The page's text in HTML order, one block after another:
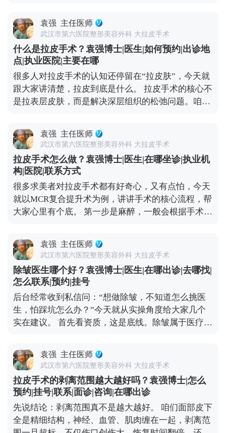
蔽位置，术后1-3个月疤痕会慢慢淡化，基本看不出
来，也不会因为拉扯让耳朵变形。至于五官变形、表
情丧失，核心是提拉方向和神经保护的问题，我临床
比较习惯用多矢量提升的方式，结合对解剖结构的熟
悉度，尽量避开重要神经，保证术后表情自然。 说到
底，拉皮的安全和效果，核心还是看医生的技术和经
验。选对人，才能真正实现自然持久的年轻化。 想知
道更多关于MCR复合提升术的问题，可以去官方媒体
解。
致，有少量细纹，没出现明显下垂，优先选非手术方
式。像光电、超声刀这些，能刺激皮肤胶原再生，让
皮肤变紧致；线雕则是通过物理提拉，即时改善轻微
下垂，这些方法创伤小、恢复快，不影响正常生活。
如果是中度松弛，比如苹果肌开始下垂、法令纹明
显、眼角有轻微耷拉，非手术方式效果有限，就可以
考虑拉皮手术，比如MCR复合提升术，能精准解决局
部下垂问题。 如果是重度松弛，比如面部组织明显下
要传统拉皮手术了。它能深层提拉筋膜和肌肉，从根
源上解决松弛问题，效果也更持久。 另外提醒大家，
日常护肤、坚持防晒、健康饮食和适度运动，能延缓
皮肤松弛的速度。改善松弛没有统一答案，关键是先
判断自己的松弛程度，再在专业医生指导下选适合自
己的方案。 想知道更多关于MCR复合提升术的问
题，可以去官方媒体平台（公众号、百家号、小红
薯）预约面诊，详细了解。
袁强 主任医师
武汉市第六医院整形美容外科 大拉皮手术
什么是拉皮手术？袁强博士|医生|如何预约|出诊地
点|执业医院|主要在哪
很多人对拉皮手术的认知还停留在“拉皮肤”，今天就
跟大家讲清楚，拉皮到底是什么。 拉皮手术的核心不
是拉表层皮肤，而是解决深层组织的松弛问题。咱们
膜和肌肉也会松弛下垂，这才是皱纹、脸垮的根源。
它的原理很简单：就拿MCR复合提升术来说，就是通
过隐蔽的切口，把面部皮肤和深层组织分离开，然后
对松弛的筋膜、肌肉进行提拉、复位、收紧，再把多
余的皮肤切除，最后缝合，这样就能从根源上恢复面
部的紧致和轮廓感。 不是所有人都适合做拉皮，它更
适合中重度面部松弛的人——比如眼角下垂、苹果肌
凹陷、法令纹很深、下颌线模糊，而且用线雕、射频
不是“返老还童”的魔法，不能让你一下子年轻20岁，
但能帮你恢复到5-10年前的状态，而且效果比较持
久。当然，它也是有创伤和风险的，想做的话一定要
先充分了解，再找专业医生制定方案。 想知道更多关
于MCR复合提升术的问题，可以去官方媒体平台（公
众号、百家号、小红薯）预约面诊，详细了解。
袁强 主任医师
武汉市第六医院整形美容外科 大拉皮手术
拉皮手术怎么做？袁强博士|医生|在哪坐诊|执业机
构|医院|联系方式
很多求美者对拉皮手术都有好奇心，又有点怕，今天
就以MCR复合提升术为例，讲讲手术的核心流程，帮
大家心里有个底。 第一步是麻醉，一般会根据手术范
术就接受了，大家不用怕。 第二步设计切口，这步很
关键，直接影响术后疤痕隐蔽性。术中我通常会把切
口藏在发际线内、耳前或耳后这些不显眼的地方，尽
量做到术后不仔细看根本发现不了。 第三步是剥离与
提升，这是手术的核心。我一般会沿着切口，小心翼
翼地把皮肤和深层的筋膜、肌肉分离开，然后把松弛
的筋膜和肌肉向上提拉、复位收紧，从根源上解决松
弛问题。 第四步去除多余皮肤，提升到位后，脸上会
变得紧致。 最后一步是精细缝合，用细针细线分层缝
合，减少疤痕增生的可能。 整个手术大概需要4-6小
时，具体看手术范围。术后需要休息1-2周，按医嘱
护理伤口。提醒大家，拉皮是精细外科手术，一定要
选正规机构和经验丰富的医生。 想知道更多关于
MCR复合提升术的问题，可以去官方媒体平台（公众
号、百家号、小红薯）预约面诊，详细了解。
袁强 主任医师
武汉市第六医院整形美容外科 大拉皮手术
除皱医生哪个好？袁强博士|医生|在哪出诊|去哪找|
怎么联系|预约|挂号
后台经常收到私信问：“想做除皱，不知道怎么挑医
生，怕踩坑怎么办？”今天就从实操角度给大家几个
实在建议。 首先看资质，这是底线。除皱属于医疗美
衰相关的临床经验。大家可以去卫健委官网查医生的
执业信息，确认他的执业范围和所在机构是否正规，
别找“游医”或“挂靠医生”。 然后看审美和沟通力。除
皱不只是“拉平皱纹”，还要贴合你的面部轮廓和年龄
感。好的医生会先认真听你的需求，再结合你的肤
质、骨相给出方案，而不是上来就推荐贵的项目。如
果医生全程不怎么跟你沟通，只催着你手术，一定要
袁强 主任医师
武汉市第六医院整形美容外科 大拉皮手术
拉皮手术的剥离范围越大越好吗？袁强博士|怎么
预约|挂号|联系|面诊|咨询|在哪出诊
先说结论：剥离范围真不是越大越好。 咱们面部皮下
全是精细结构，神经、血管、肌肉缠在一起，剥离范